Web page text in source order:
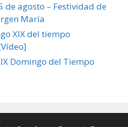
de agosto – Festividad de
María
XIX del tiempo
Domingo del Tiempo